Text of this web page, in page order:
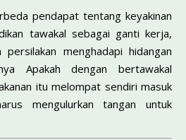
pendapat tentang keyakinan
tawakal sebagai ganti kerja,
menghadapi hidangan
Apakah dengan bertawakal
itu melompat sendiri masuk
mengulurkan tangan untuk